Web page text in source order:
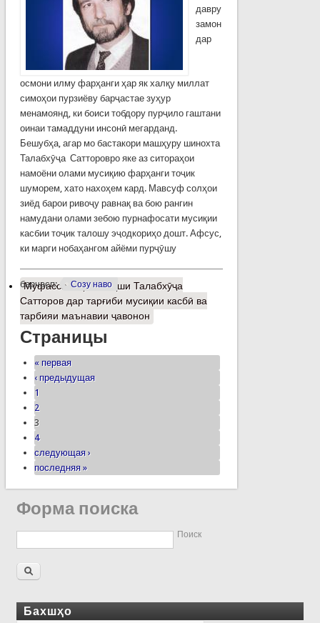
давру
замон
дар
осмони илму фарҳанги ҳар як халқу миллат
симоҳои пурзиёву барҷастае зуҳур
менамоянд, ки боиси тобдору пурҷило гаштани
оинаи тамаддуни инсонӣ мегарданд.
Бешубҳа, агар мо бастакори машҳуру шинохта
Талабхӯҷа Сатторовро яке аз ситораҳои
намоёни олами мусиқию фарҳанги тоҷик
шуморем, хато нахоҳем кард. Мавсуф солҳои
зиёд барои ривоҷу равнақ ва бою рангин
намудани олами зебою пурнафосати мусиқии
касбии тоҷик талошу эҷодкориҳо дошт. Афсус,
ки марги нобаҳангом айёми пурҷӯшу
барчасп: Созу наво
Муфассалтаро Нақши Талабхӯҷа
Сатторов дар тарғиби мусиқии касбӣ ва
тарбияи маънавии ҷавонон
Страницы
« первая
‹ предыдущая
1
2
3
4
следующая ›
последняя »
Форма поиска
Поиск
Бахшҳо